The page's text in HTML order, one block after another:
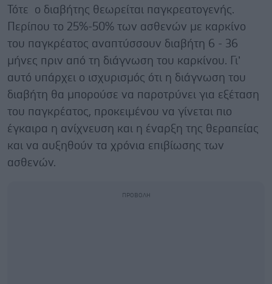
Τότε ο διαβήτης θεωρείται παγκρεατογενής.
Περίπου το 25%-50% των ασθενών με καρκίνο
του παγκρέατος αναπτύσσουν διαβήτη 6 - 36
μήνες πριν από τη διάγνωση του καρκίνου. Γι’
αυτό υπάρχει ο ισχυρισμός ότι η διάγνωση του
διαβήτη θα μπορούσε να παροτρύνει για εξέταση
του παγκρέατος, προκειμένου να γίνεται πιο
έγκαιρα η ανίχνευση και η έναρξη της θεραπείας
και να αυξηθούν τα χρόνια επιβίωσης των
ασθενών.